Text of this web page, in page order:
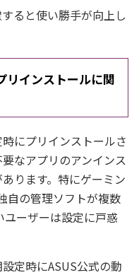
ると使い勝手が向上し
リインストールに関
にプリインストールさ
なアプリのアンインス
ります。特にゲーミン
自の管理ソフトが複数
ユーザーは設定に戸惑
定時にASUS公式の動